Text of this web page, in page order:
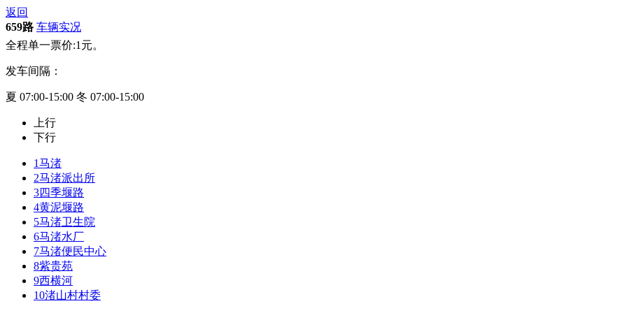
返回
659路 车辆实况
全程单一票价:1元。
发车间隔：
夏 07:00-15:00 冬 07:00-15:00
上行
下行
1马渚
2马渚派出所
3四季堰路
4黄泥堰路
5马渚卫生院
6马渚水厂
7马渚便民中心
8紫贵苑
9西横河
10渚山村村委